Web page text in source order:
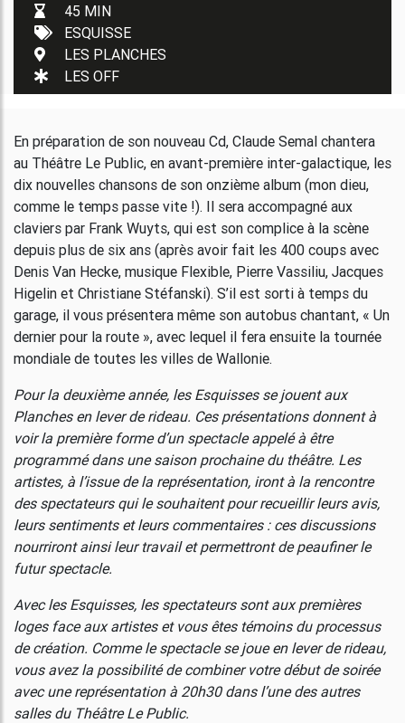
45 MIN
ESQUISSE
LES PLANCHES
LES OFF
En préparation de son nouveau Cd, Claude Semal chantera
au Théâtre Le Public, en avant-première inter-galactique, les
dix nouvelles chansons de son onzième album (mon dieu,
comme le temps passe vite !). Il sera accompagné aux
claviers par Frank Wuyts, qui est son complice à la scène
depuis plus de six ans (après avoir fait les 400 coups avec
Denis Van Hecke, musique Flexible, Pierre Vassiliu, Jacques
Higelin et Christiane Stéfanski). S’il est sorti à temps du
garage, il vous présentera même son autobus chantant, « Un
dernier pour la route », avec lequel il fera ensuite la tournée
mondiale de toutes les villes de Wallonie.
Pour la deuxième année, les Esquisses se jouent aux
Planches en lever de rideau. Ces présentations donnent à
voir la première forme d’un spectacle appelé à être
programmé dans une saison prochaine du théâtre. Les
artistes, à l’issue de la représentation, iront à la rencontre
des spectateurs qui le souhaitent pour recueillir leurs avis,
leurs sentiments et leurs commentaires : ces discussions
nourriront ainsi leur travail et permettront de peaufiner le
futur spectacle.
Avec les Esquisses, les spectateurs sont aux premières
loges face aux artistes et vous êtes témoins du processus
de création. Comme le spectacle se joue en lever de rideau,
vous avez la possibilité de combiner votre début de soirée
avec une représentation à 20h30 dans l’une des autres
salles du Théâtre Le Public.